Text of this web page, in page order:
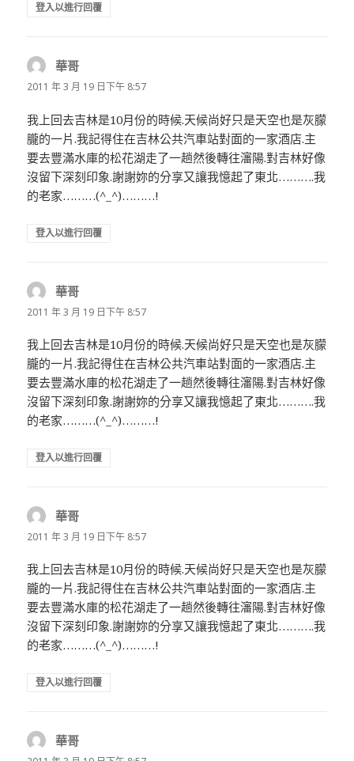
登入以進行回覆
華哥
示:
2011 年 3 月 19 日下午 8:57
我上回去吉林是10月份的時候.天候尚好只是天空也是灰朦
朧的一片.我記得住在吉林公共汽車站對面的一家酒店.主
要去豐滿水庫的松花湖走了一趟然後轉往瀋陽.對吉林好像
沒留下深刻印象.謝謝妳的分享又讓我憶起了東北……….我
的老家………(^_^)………!
登入以進行回覆
華哥
示:
2011 年 3 月 19 日下午 8:57
我上回去吉林是10月份的時候.天候尚好只是天空也是灰朦
朧的一片.我記得住在吉林公共汽車站對面的一家酒店.主
要去豐滿水庫的松花湖走了一趟然後轉往瀋陽.對吉林好像
沒留下深刻印象.謝謝妳的分享又讓我憶起了東北……….我
的老家………(^_^)………!
登入以進行回覆
華哥
示:
2011 年 3 月 19 日下午 8:57
我上回去吉林是10月份的時候.天候尚好只是天空也是灰朦
朧的一片.我記得住在吉林公共汽車站對面的一家酒店.主
要去豐滿水庫的松花湖走了一趟然後轉往瀋陽.對吉林好像
沒留下深刻印象.謝謝妳的分享又讓我憶起了東北……….我
的老家………(^_^)………!
登入以進行回覆
華哥